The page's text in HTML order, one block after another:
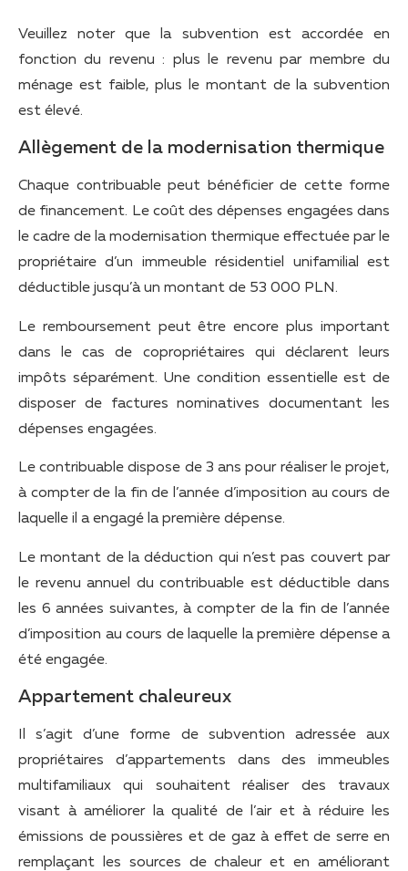
Veuillez noter que la subvention est accordée en
fonction du revenu : plus le revenu par membre du
ménage est faible, plus le montant de la subvention
est élevé.
Allègement de la modernisation thermique
Chaque contribuable peut bénéficier de cette forme
de financement. Le coût des dépenses engagées dans
le cadre de la modernisation thermique effectuée par le
propriétaire d’un immeuble résidentiel unifamilial est
déductible jusqu’à un montant de 53 000 PLN.
Le remboursement peut être encore plus important
dans le cas de copropriétaires qui déclarent leurs
impôts séparément. Une condition essentielle est de
disposer de factures nominatives documentant les
dépenses engagées.
Le contribuable dispose de 3 ans pour réaliser le projet,
à compter de la fin de l’année d’imposition au cours de
laquelle il a engagé la première dépense.
Le montant de la déduction qui n’est pas couvert par
le revenu annuel du contribuable est déductible dans
les 6 années suivantes, à compter de la fin de l’année
d’imposition au cours de laquelle la première dépense a
été engagée.
Appartement chaleureux
Il s’agit d’une forme de subvention adressée aux
propriétaires d’appartements dans des immeubles
multifamiliaux qui souhaitent réaliser des travaux
visant à améliorer la qualité de l’air et à réduire les
émissions de poussières et de gaz à effet de serre en
remplaçant les sources de chaleur et en améliorant